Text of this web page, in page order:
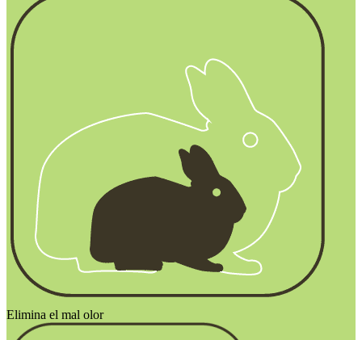
Elimina el mal olor